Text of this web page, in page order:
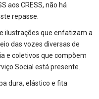
aos CRESS, não há
repasse.
ilustrações que enfatizam a
das vozes diversas de
e coletivos que compõem
Social está presente.
dura, elástico e fita